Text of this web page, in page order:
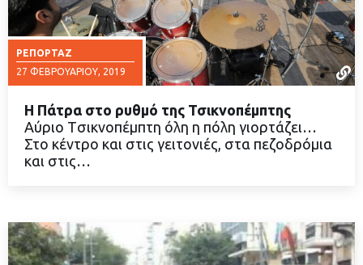
ΡΕΠΟΡΤΆΖ
27 ΦΕΒΡΟΥΑΡΊΟΥ, 2019
Η Πάτρα στο ρυθμό της Τσικνοπέμπτης
Αύριο Tσικνοπέμπτη όλη η πόλη γιορτάζει…
Στο κέντρο και στις γειτονιές, στα πεζοδρόμια
και στις…